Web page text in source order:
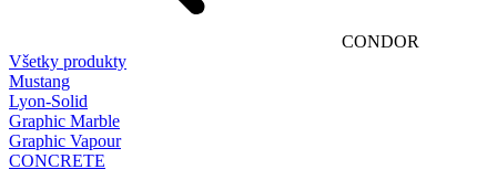
CONDOR
Všetky produkty
Mustang
Lyon-Solid
Graphic Marble
Graphic Vapour
CONCRETE